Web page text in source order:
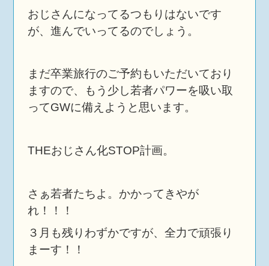
おじさんになってるつもりはないです
が、進んでいってるのでしょう。
まだ卒業旅行のご予約もいただいており
ますので、もう少し若者パワーを吸い取
ってGWに備えようと思います。
THEおじさん化STOP計画。
さぁ若者たちよ。かかってきやが
れ！！！
３月も残りわずかですが、全力で頑張り
まーす！！